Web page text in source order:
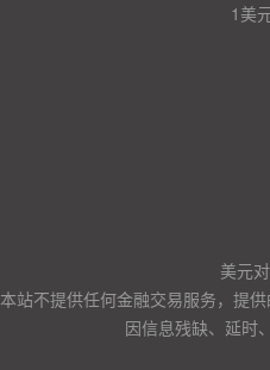
1美
美元
本站不提供任何金融交易服务，提
因信息残缺、延时